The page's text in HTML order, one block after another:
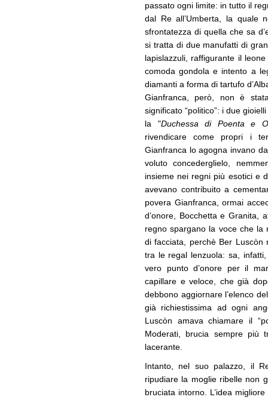
passato ogni limite: in tutto il
dal Re all’Umberta, la quale
sfrontatezza di quella che sa
si tratta di due manufatti di
lapislazzuli, raffigurante il
comoda gondola e intento a
diamanti a forma di tartufo
Gianfranca, però, non è
significato “politico”: i due
la "Duchessa di Poenta e
rivendicare come propri i
Gianfranca lo agogna invano
voluto concederglielo,
insieme nei regni più esotici e
avevano contribuito a
povera Gianfranca, ormai
d’onore, Bocchetta e Granita,
regno spargano la voce che la
di facciata, perchè Ber
tra le regal lenzuola: sa,
vero punto d’onore per il
capillare e veloce, che già
debbono aggiornare l’elenco
già richiestissima ad ogni
Luscòn amava chiamare il
Moderati, brucia sempre
lacerante.
Intanto, nel suo palazzo, il
ripudiare la moglie ribelle non
bruciata intorno. L’idea